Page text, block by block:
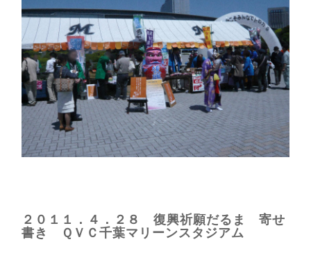
２０１１．４．２８ 復興祈願だるま 寄せ
書き ＱＶＣ千葉マリーンスタジアム